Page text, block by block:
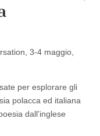
3-4 maggio,
per esplorare gli
polacca ed italiana
dall’inglese